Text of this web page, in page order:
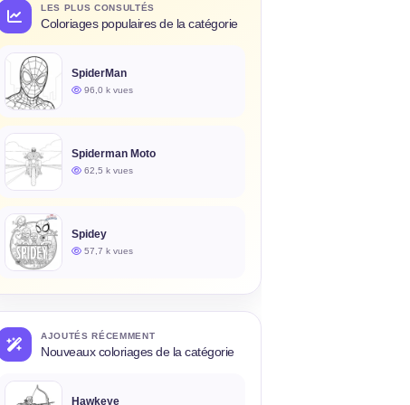
LES PLUS CONSULTÉS
Coloriages populaires de la catégorie
SpiderMan
96,0 k vues
Spiderman Moto
62,5 k vues
Spidey
57,7 k vues
AJOUTÉS RÉCEMMENT
Nouveaux coloriages de la catégorie
Hawkeye